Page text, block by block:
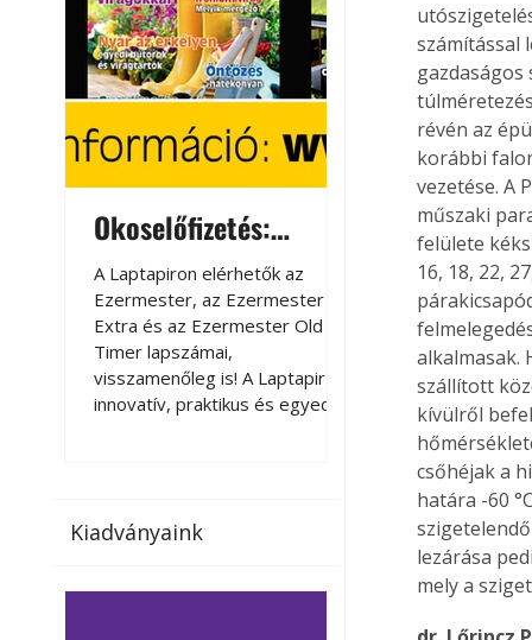
Okoselőfizetés:
Ezermester Extra
A Laptapiron elérhetők az
Ezermester, az Ezermester
Extra és az Ezermester Old
Timer lapszámai,
visszamenőleg is! A Laptapir új,
innovatív, praktikus és egyedi
az otthonában, útközben vagy
elérhetők lapszámaink. Bárhol,
Okoselőfizetés
A Laptapiron
Ezermester, az
Extra és az
Timer lapszámai,
visszamenőleg is! A
innovatív, praktikus
megoldás a
magazinok digitális
számítógépen,
vagy táblagépen.
az otthonában,
nyaralás, pihenés
elérhetők
Kiadványaink
számítással
gazdaságos
révén az
korábbi
vezetése. A
műszaki
felülete
16, 18, 22,
alkalmasak.
szállított
kívülről
csőhéjak a
határa -60
lezárása
mely a